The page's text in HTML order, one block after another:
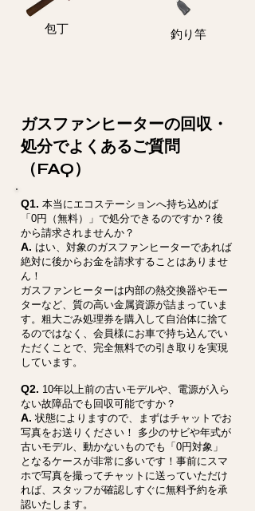
包丁 釣り竿
ガスファンヒーターの回収・
処分でよくあるご質問
（FAQ）
Q1. 本当にエコステーションへ持ち込めば
「0円（無料）」で処分できるのですか？後
から請求されませんか？
A. はい、対象のガスファンヒーターであれば
絶対に後からお金を請求することはありませ
ん！
ガスファンヒーターは内部の熱交換器やモー
ターなど、質の高い金属資源が詰まっていま
す。粗大ごみ処理券を購入して自治体に捨て
るのではなく、会員様にお車で持ち込んでい
ただくことで、完全無料での引き取りを実現
しています。
Q2. 10年以上前の古いモデルや、電源が入ら
ない故障品でも回収可能ですか？
A. 状態によりますので、まずはチャットでお
写真をお送りください！ 多少のサビや年式が
古いモデル、動かないものでも「0円対象」
となるケースが非常に多いです！事前にスマ
ホで写真を撮ってチャットに送っていただけ
れば、スタッフが確認しすぐに無料予約を承
認いたします。